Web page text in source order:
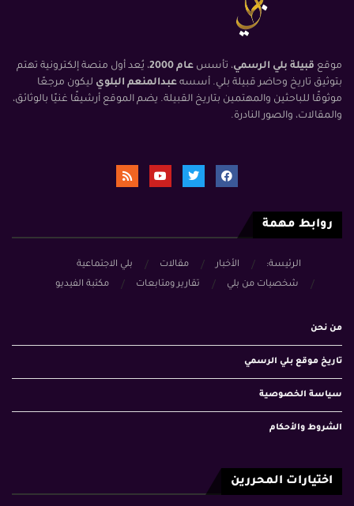
موقع قبيلة بلي الرسمي، تأسس عام 2000
، يُعد أول منصة إلكترونية تهتم
بتوثيق تاريخ وحاضر قبيلة بلي. أسسه عبدالمنعم البلوي ليكون مرجعًا
موثوقًا للباحثين والمهتمين بتاريخ القبيلة. يضم الموقع أرشيفًا غنيًا بالوثائق،
والمقالات، والصور النادرة.
روابط مهمة
الرئيسة: الأخبار مقالات
بلي الاجتماعية
شخصيات من بلي
تقارير ومتابعات مكتبة الفيديو
من نحن
تاريخ موقع بلي الرسمي
سياسة الخصوصية
الشروط والأحكام
اختيارات المحررين